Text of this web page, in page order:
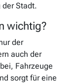
Stadt.
wichtig?
der
auch der
Fahrzeuge
sorgt für eine